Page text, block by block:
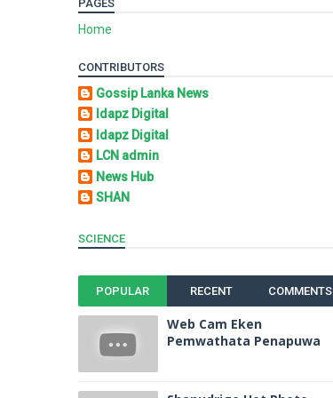
PAGES
Home
CONTRIBUTORS
Gossip Lanka News
Idapz Digital
Idapz Digital
LCN admin
News Hub
SHAN
SCIENCE
POPULAR RECENT COMMENTS
Web Cam Eken
Pemwathata Penapuwa